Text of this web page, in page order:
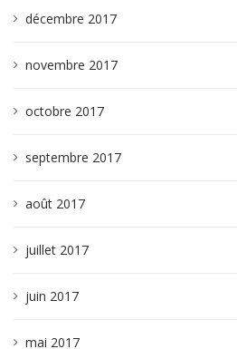
décembre 2017
novembre 2017
octobre 2017
septembre 2017
août 2017
juillet 2017
juin 2017
mai 2017